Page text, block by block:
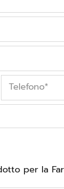
Telefono*
per la